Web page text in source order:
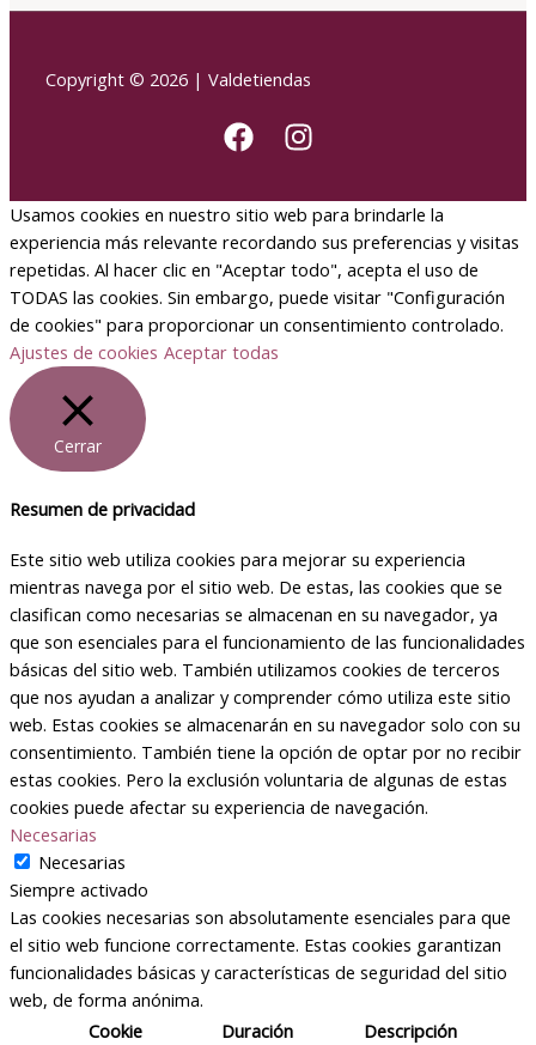
Copyright © 2026 | Valdetiendas
Usamos cookies en nuestro sitio web para brindarle la
experiencia más relevante recordando sus preferencias y visitas
repetidas. Al hacer clic en "Aceptar todo", acepta el uso de
TODAS las cookies. Sin embargo, puede visitar "Configuración
de cookies" para proporcionar un consentimiento controlado.
Ajustes de cookies Aceptar todas
Cerrar
Resumen de privacidad
Este sitio web utiliza cookies para mejorar su experiencia
mientras navega por el sitio web. De estas, las cookies que se
clasifican como necesarias se almacenan en su navegador, ya
que son esenciales para el funcionamiento de las funcionalidades
básicas del sitio web. También utilizamos cookies de terceros
que nos ayudan a analizar y comprender cómo utiliza este sitio
web. Estas cookies se almacenarán en su navegador solo con su
consentimiento. También tiene la opción de optar por no recibir
estas cookies. Pero la exclusión voluntaria de algunas de estas
cookies puede afectar su experiencia de navegación.
Necesarias
Necesarias
Siempre activado
Las cookies necesarias son absolutamente esenciales para que
el sitio web funcione correctamente. Estas cookies garantizan
funcionalidades básicas y características de seguridad del sitio
web, de forma anónima.
Cookie
Duración Descripción